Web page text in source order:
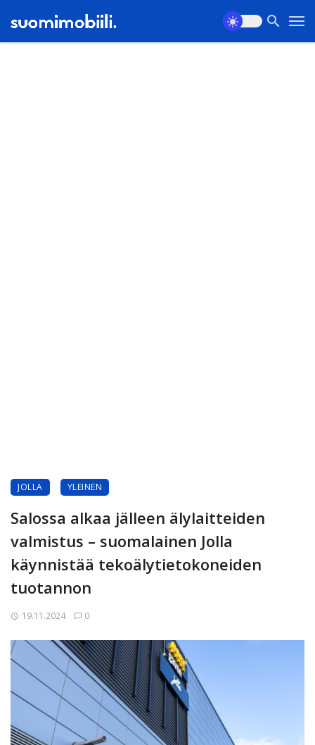
JOLLA YLEINEN
Salossa alkaa jälleen älylaitteiden
valmistus – suomalainen Jolla
käynnistää tekoälytietokoneiden
tuotannon
19.11.2024 0